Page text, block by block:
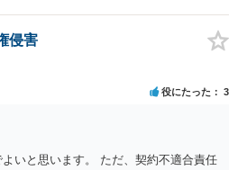
侵害
役にたった 3
いと思います。 ただ、契約不適合責任